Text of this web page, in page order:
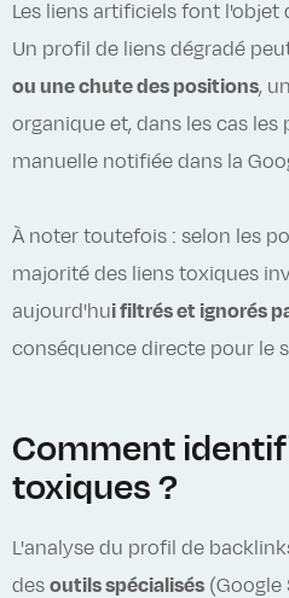
Les liens artificiels font l'objet
Un profil de liens dégradé
ou une chute des positions,
organique et, dans les cas les
manuelle notifiée dans la
À noter toutefois : selon les
majorité des liens toxiques
aujourd'hui filtrés et ignorés
conséquence directe pour le
Comment
toxiques ?
L'analyse du profil de
des outils spécialisés (Google